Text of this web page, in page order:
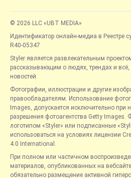
© 2026 LLC «UBT MEDIA»
Идентификатор онлайн-медиа в Реестре
R40-05347
Styler является развлекательным
рассказывающим о людях, трендах и всё,
новостей.
Фотографии, иллюстрации и другие
правообладателям. Использование
Images, допускается исключительно при
разрешения фотоагентства Getty
логотипом «Styler» или подписанные
использоваться на условиях лицензии
4.0 International.
При полном или частичном
материалов, опубликованных на
обязательно размещение активной